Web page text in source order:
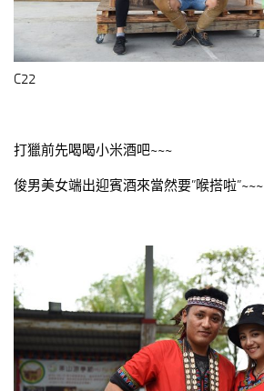
C22
打獵前先喝喝小米酒吧~~~
俊男美女端出迎賓酒來當然要”喉搭啦”~~~